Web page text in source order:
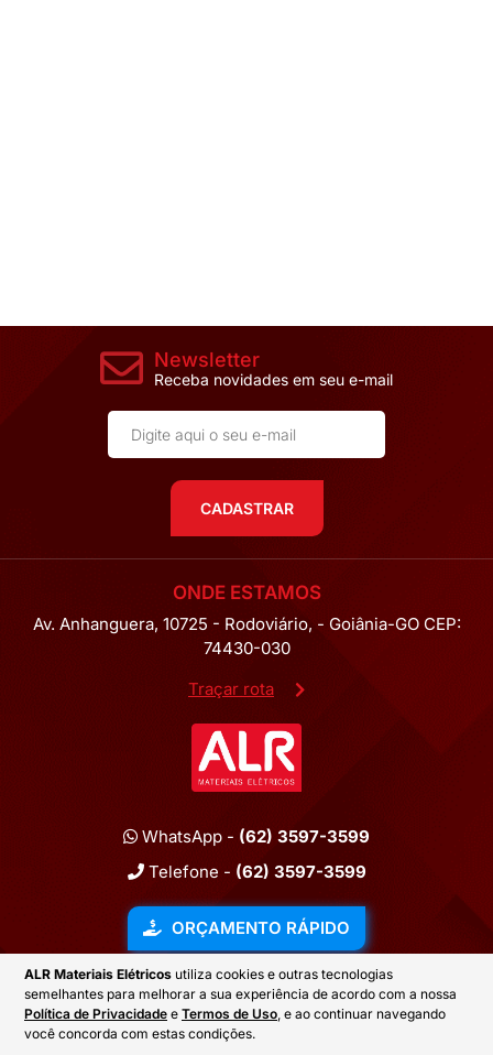
ALR Materiais Elétricos utiliza cookies e outras tecnologias
semelhantes para melhorar a sua experiência de acordo com a nossa
Política de Privacidade e Termos de Uso, e ao continuar navegando
você concorda com estas condições.
Newsletter
Receba novidades em seu e-mail
CADASTRAR
ONDE ESTAMOS
Av. Anhanguera, 10725 - Rodoviário, - Goiânia-GO CEP:
74430-030
Traçar rota
WhatsApp - (62) 3597-3599
Telefone - (62) 3597-3599
ORÇAMENTO RÁPIDO
2026 © ALR MATERIAIS ELÉTRICOS